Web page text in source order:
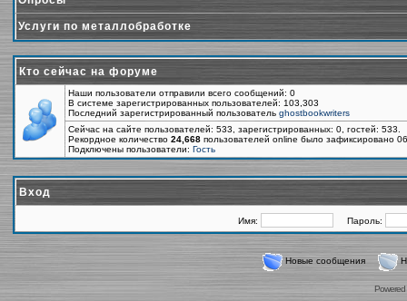
Услуги по металлобработке
Кто сейчас на форуме
Наши пользователи отправили всего сообщений: 0
В системе зарегистрированных пользователей: 103,303
Последний зарегистрированный пользователь ghostbookwriters
Сейчас на сайте пользователей: 533, зарегистрированных: 0, гостей:
Рекордное количество 24,668 пользователей online было зафиксировано
Подключены пользователи: Гость
Вход
Имя: Пароль:
Новые сообщения